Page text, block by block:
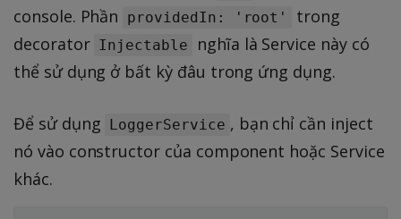
console. Phần
providedIn: 'root'
trong
decorator Injectable
nghĩa là Service này có
thể sử dụng ở bất kỳ đâu trong ứng dụng.
Để sử dụng LoggerService , bạn chỉ cần inject
nó vào constructor của component hoặc Service
khác.